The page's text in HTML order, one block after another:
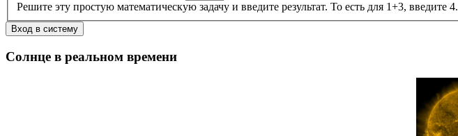
Решите эту простую математическую задачу и введите результат. То есть для 1+3, введите 4.
Солнце в реальном времени